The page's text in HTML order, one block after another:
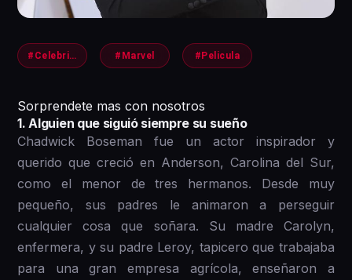
#Celebridades #Marvel #Pelicula
S orprendete mas con nosotros
1 . Alguien que siguió siempre su sueño
Chadwick Boseman fue un actor inspirador y
querido que creció en Anderson, Carolina del Sur,
como el menor de tres hermanos. Desde muy
pequeño, sus padres le animaron a perseguir
cualquier cosa que soñara. Su madre Carolyn,
enfermera, y su padre Leroy, tapicero que trabajaba
para una gran empresa agrícola, enseñaron a